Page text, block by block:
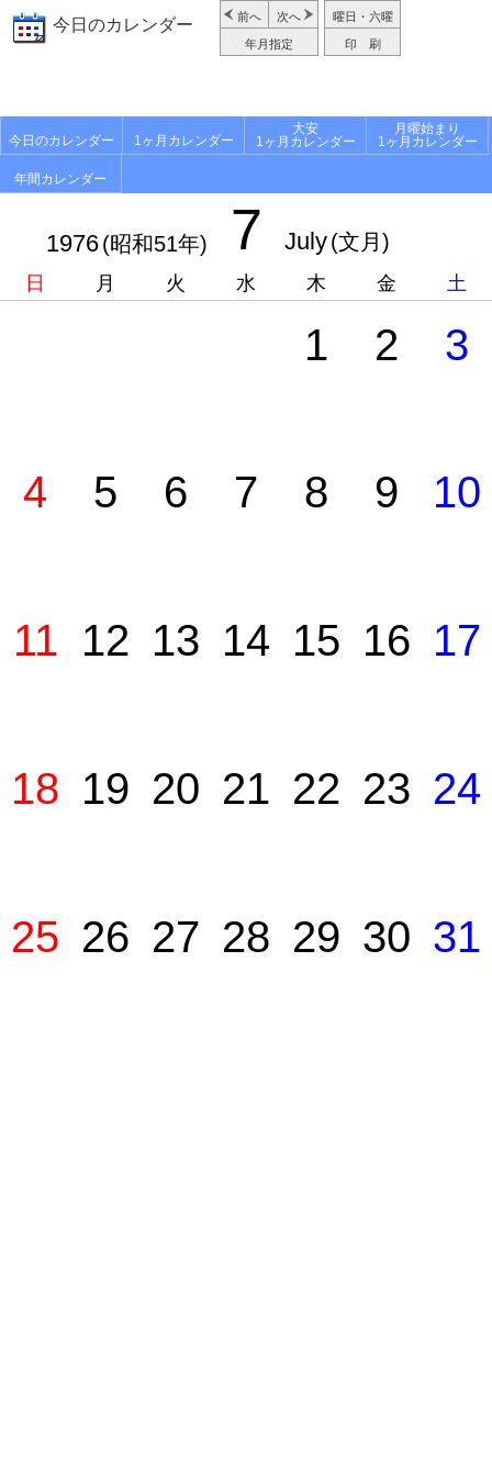
今日のカレンダー 前へ 次へ
年月指定
曜日・六曜
印 刷
今日のカレンダー 1ヶ月カレンダー
大安
1ヶ月カレンダー
月曜始まり
1ヶ月カレンダー
年間カレンダー
1976(昭和51年) 7 July(文月)
日 月 火 水 木 金 土
1 2 3
4 5 6 7 8 9 10
11 12 13 14 15 16 17
18 19 20 21 22 23 24
25 26 27 28 29 30 31